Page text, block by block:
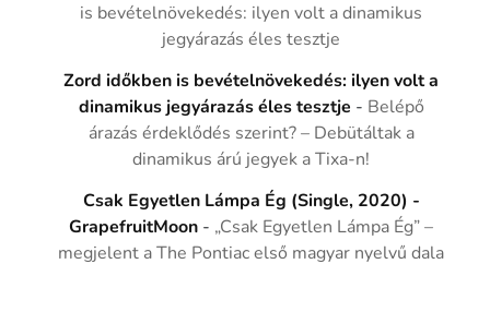
is bevételnövekedés: ilyen volt a dinamikus
jegyárazás éles tesztje
Zord időkben is bevételnövekedés: ilyen volt a
dinamikus jegyárazás éles tesztje - Belépő
árazás érdeklődés szerint? – Debütáltak a
dinamikus árú jegyek a Tixa-n!
Csak Egyetlen Lámpa Ég (Single, 2020) -
GrapefruitMoon - „Csak Egyetlen Lámpa Ég” –
megjelent a The Pontiac első magyar nyelvű dala